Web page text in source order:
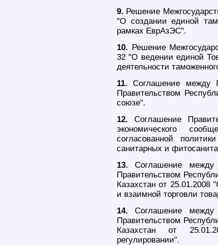
9. Решение
"О создании единой
рамках ЕврАзЭС".
10. Решение
32 "О ведении единой
деятельности
11.Соглашение между
Правительством
союзе".
12. Соглашение
экономического
согласованной
санитарных и
13. Соглашение между
Правительством
Казахстан от 25.01.2008
и взаимной торговли
14. Соглашение между
Правительством
Казахстан от
регулировании".